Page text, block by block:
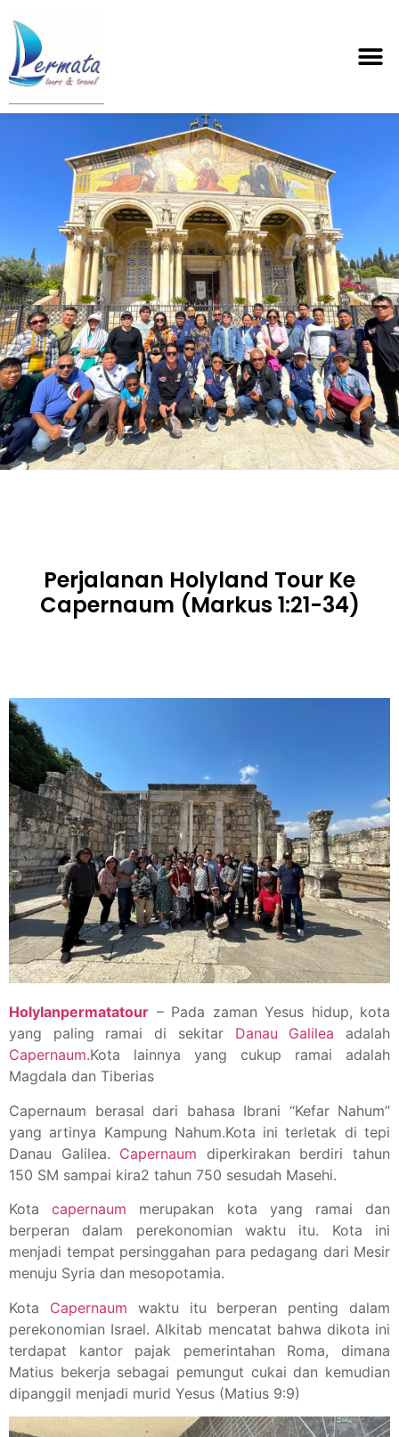
Perjalanan Holyland Tour Ke
Capernaum (Markus 1:21-34)
Holylanpermatatour – Pada zaman Yesus hidup, kota
yang paling ramai di sekitarDanau Galilea adalah
Capernaum.Kota lainnya yang cukup ramai adalah
Magdala dan Tiberias
Capernaum berasal dari bahasa Ibrani “Kefar Nahum”
yang artinya Kampung Nahum.Kota ini terletak di tepi
Danau Galilea. Capernaum diperkirakan berdiri tahun
150 SM sampai kira2 tahun 750 sesudah Masehi.
Kotacapernaum merupakan kota yang ramai dan
berperan dalam perekonomian waktu itu. Kota ini
menjadi tempat persinggahan para pedagang dari Mesir
menuju Syria dan mesopotamia.
Kota Capernaum waktu itu berperan penting dalam
perekonomian Israel. Alkitab mencatat bahwa dikota ini
terdapat kantor pajak pemerintahan Roma, dimana
Matius bekerja sebagai pemungut cukai dan kemudian
dipanggil menjadi murid Yesus (Matius 9:9)